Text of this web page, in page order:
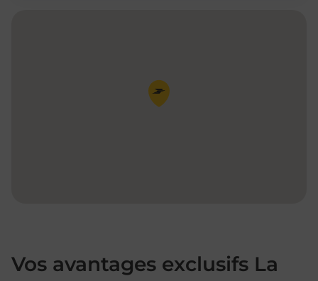
Pin de la carte
Vos avantages exclusifs La